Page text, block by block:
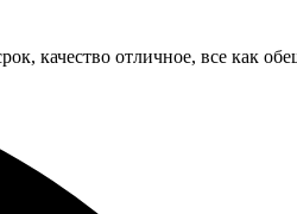
качество отличное, все как